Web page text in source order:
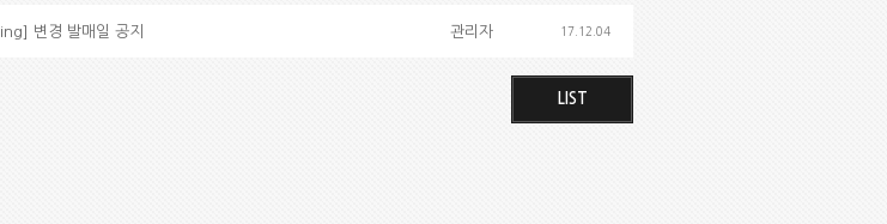
변경 발매일 공지 관리자 17.12.04
LIST